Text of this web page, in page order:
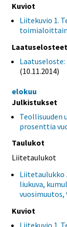
Kuviot
Liitekuvio 1.
toimialoittain
Laatuselosteet
(10.11.2014)
elokuu
Julkistukset
Teollisuuden
prosenttia
Taulukot
Liitetaulukot
Liitetaulukko
liukuva,
vuosimuutos,
Kuviot